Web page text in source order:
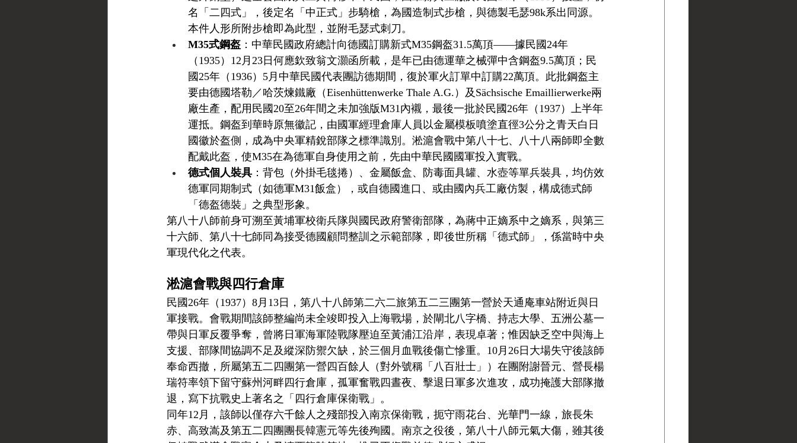
名「二四式」，後定名「中正式」步騎槍，為國造制式步槍，與德製毛瑟98k系出同源。
本件人形所附步槍即為此型，並附毛瑟式刺刀。
M35式鋼盔 ：中華民國政府總計向德國訂購新式M35鋼盔31.5萬頂——據民國24年
（1935）12月23日何應欽致翁文灝函所載，是年已由德運華之械彈中含鋼盔9.5萬頂；民
國25年（1936）5月中華民國代表團訪德期間，復於軍火訂單中訂購22萬頂。此批鋼盔主
要由德國塔勒／哈茨煉鐵廠（Eisenhüttenwerke Thale A.G.）及Sächsische Emaillierwerke兩
廠生產，配用民國20至26年間之未加強版M31內襯，最後一批於民國26年（1937）上半年
運抵。鋼盔到華時原無徽記，由國軍經理倉庫人員以金屬模板噴塗直徑3公分之青天白日
國徽於盔側，成為中央軍精銳部隊之標準識別。淞滬會戰中第八十七、八十八兩師即全數
配戴此盔，使M35在為德軍自身使用之前，先由中華民國國軍投入實戰。
德式個人裝具 ：背包（外掛毛毯捲）、金屬飯盒、防毒面具罐、水壺等單兵裝具，均仿效
德軍同期制式（如德軍M31飯盒），或自德國進口、或由國內兵工廠仿製，構成德式師
「德盔德裝」之典型形象。
第八十八師前身可溯至黃埔軍校衛兵隊與國民政府警衛部隊，為蔣中正嫡系中之嫡系，與第三
十六師、第八十七師同為接受德國顧問整訓之示範部隊，即後世所稱「德式師」，係當時中央
軍現代化之代表。
淞滬會戰與四行倉庫
民國26年（1937）8月13日，第八十八師第二六二旅第五二三團第一營於天通庵車站附近與日
軍接戰。會戰期間該師整編尚未全竣即投入上海戰場，於閘北八字橋、持志大學、五洲公墓一
帶與日軍反覆爭奪，曾將日軍海軍陸戰隊壓迫至黃浦江沿岸，表現卓著；惟因缺乏空中與海上
支援、部隊間協調不足及縱深防禦欠缺，於三個月血戰後傷亡慘重。10月26日大場失守後該師
奉命西撤，所屬第五二四團第一營四百餘人（對外號稱「八百壯士」）在團附謝晉元、營長楊
瑞符率領下留守蘇州河畔四行倉庫，孤軍奮戰四晝夜、擊退日軍多次進攻，成功掩護大部隊撤
退，寫下抗戰史上著名之「四行倉庫保衛戰」。
同年12月，該師以僅存六千餘人之殘部投入南京保衛戰，扼守雨花台、光華門一線，旅長朱
赤、高致嵩及第五二四團團長韓憲元等先後殉國。南京之役後，第八十八師元氣大傷，雖其後